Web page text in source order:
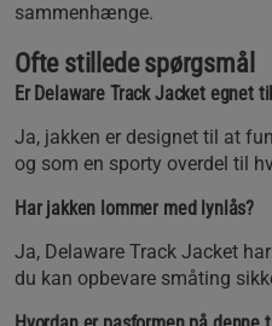
sammenhænge.
Ofte stillede spørgsmål
Er Delaware Track Jacket egnet
Ja, jakken er designet til at
og som en sporty overdel til
Har jakken lommer med lynlås?
Ja, Delaware Track Jacket
du kan opbevare småting